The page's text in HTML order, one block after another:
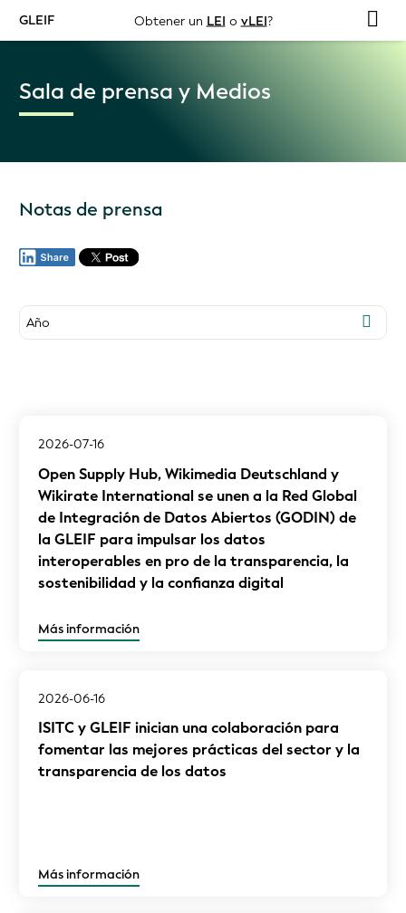
GLEIF Obtener un LEI o vLEI?
Sala de prensa y Medios
Notas de prensa
Año
2021
2020
2019
2018
2017
2015
2013
2026-07-16
Open Supply Hub, Wikimedia Deutschland y
Wikirate International se unen a la Red Global
de Integración de Datos Abiertos (GODIN) de
la GLEIF para impulsar los datos
interoperables en pro de la transparencia, la
sostenibilidad y la confianza digital
Más información
2026-06-16
ISITC y GLEIF inician una colaboración para
fomentar las mejores prácticas del sector y la
transparencia de los datos
Más información